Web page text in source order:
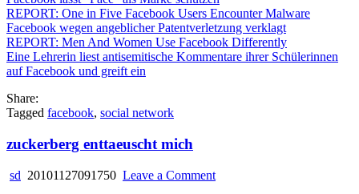
REPORT: One in Five Facebook Users Encounter Malware
Facebook wegen angeblicher Patentverletzung verklagt
REPORT: Men And Women Use Facebook Differently
Eine Lehrerin liest antisemitische Kommentare ihrer Schülerinnen
auf Facebook und greift ein
Share:
Tagged facebook, social network
zuckerberg enttaeuscht mich
sd 20101127091750 Leave a Commenton